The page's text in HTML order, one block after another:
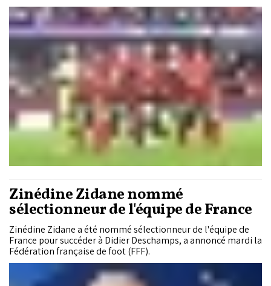
vainqueur de ce sommet prendra seul les commandes du
Groupe A et posera une option quasi définitive sur la
qualification pour les quarts de finale.
Zinédine Zidane nommé
sélectionneur de l'équipe de France
Zinédine Zidane a été nommé sélectionneur de l'équipe de
France pour succéder à Didier Deschamps, a annoncé mardi la
Fédération française de foot (FFF).